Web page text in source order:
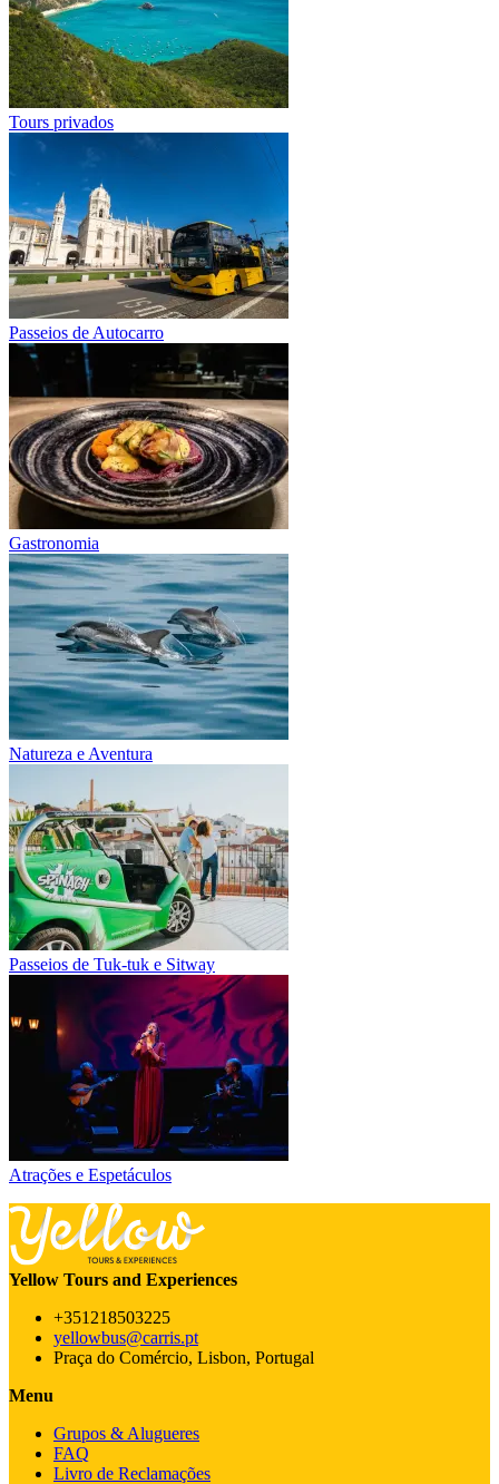
Tours privados
Passeios de Autocarro
Gastronomia
Natureza e Aventura
Passeios de Tuk-tuk e Sitway
Atrações e Espetáculos
Yellow Tours and Experiences
+351218503225
yellowbus@carris.pt
Praça do Comércio, Lisbon, Portugal
Menu
Grupos & Alugueres
FAQ
Livro de Reclamações